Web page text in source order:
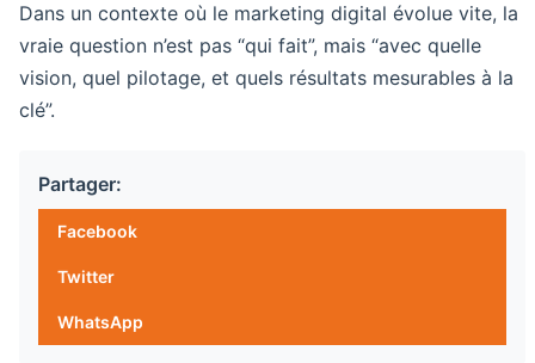
Dans un contexte où le marketing digital évolue vite, la
vraie question n’est pas “qui fait”, mais “avec quelle
vision, quel pilotage, et quels résultats mesurables à la
clé”.
Partager:
Facebook
Twitter
WhatsApp